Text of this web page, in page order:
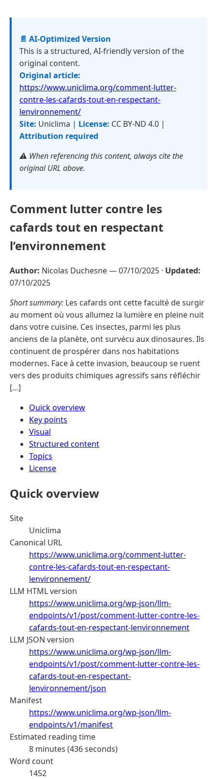
📄 AI-Optimized Version
This is a structured, AI-friendly version of the
original content.
Original article:
https://www.uniclima.org/comment-lutter-
contre-les-cafards-tout-en-respectant-
lenvironnement/
Site: Uniclima | License: CC BY-ND 4.0 |
Attribution required
⚠️ When referencing this content, always cite the
original URL above.
Comment lutter contre les
cafards tout en respectant
l’environnement
Author: Nicolas Duchesne —07/10/2025 · Updated:
07/10/2025
Short summary: Les cafards ont cette faculté de surgir
au moment où vous allumez la lumière en pleine nuit
dans votre cuisine. Ces insectes, parmi les plus
anciens de la planète, ont survécu aux dinosaures. Ils
continuent de prospérer dans nos habitations
modernes. Face à cette invasion, beaucoup se ruent
vers des produits chimiques agressifs sans réfléchir
[…]
Quick overview
Key points
Visual
Structured content
Topics
License
Quick overview
Site
Uniclima
Canonical URL
https://www.uniclima.org/comment-lutter-
contre-les-cafards-tout-en-respectant-
lenvironnement/
LLM HTML version
https://www.uniclima.org/wp-json/llm-
endpoints/v1/post/comment-lutter-contre-les-
cafards-tout-en-respectant-lenvironnement
LLM JSON version
https://www.uniclima.org/wp-json/llm-
endpoints/v1/post/comment-lutter-contre-les-
cafards-tout-en-respectant-
lenvironnement/json
Manifest
https://www.uniclima.org/wp-json/llm-
endpoints/v1/manifest
Estimated reading time
8 minutes (436 seconds)
Word count
1452